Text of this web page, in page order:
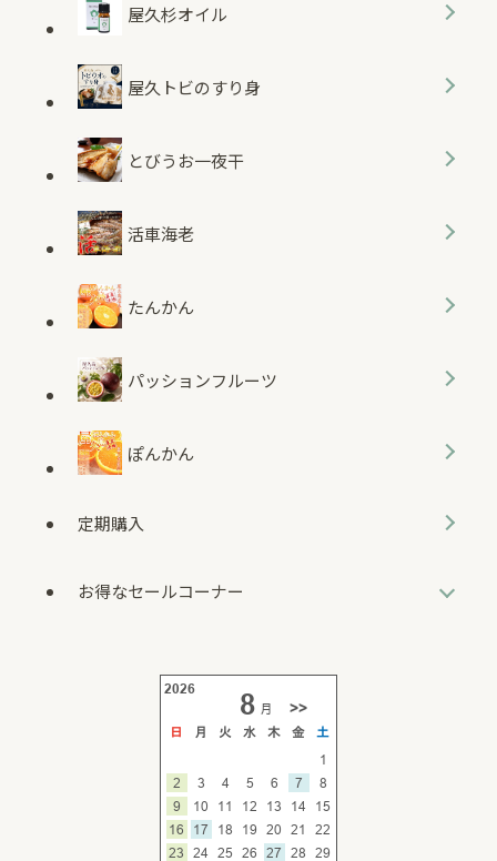
屋久杉オイル
屋久トビのすり身
とびうお一夜干
活車海老
たんかん
パッションフルーツ
ぽんかん
定期購入
お得なセールコーナー